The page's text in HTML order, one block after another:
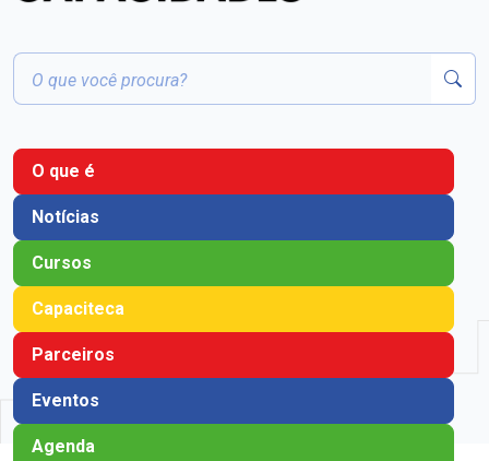
O que é
Notícias
Cursos
Capaciteca
Parceiros
Eventos
Agenda